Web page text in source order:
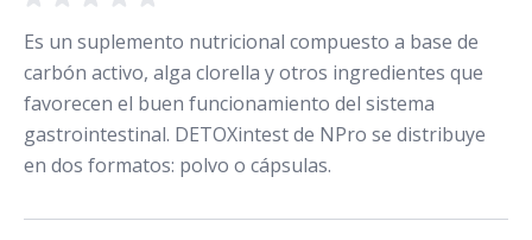
Es un suplemento nutricional compuesto a base de
carbón activo, alga clorella y otros ingredientes que
favorecen el buen funcionamiento del sistema
gastrointestinal. DETOXintest de NPro se distribuye
en dos formatos: polvo o cápsulas.